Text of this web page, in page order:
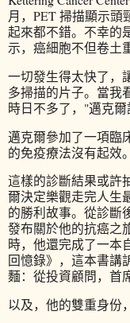
月，PET 掃描顯示
起來都不錯。不幸的
示，癌細胞不但卷土
一切發生得太快了，
多掃描的片子。當我
時日不多了，"邁克
邁克爾參加了一項臨
的免疫療法沒有起效
這樣的診斷結果或許
爾決定樂觀走完人生
的勝利故事。從診斷
發布關於他的抗癌之
時，他還完成了一本
回憶錄》，這本書講
麵：從投資顧問，首
以及，他的雙重身份